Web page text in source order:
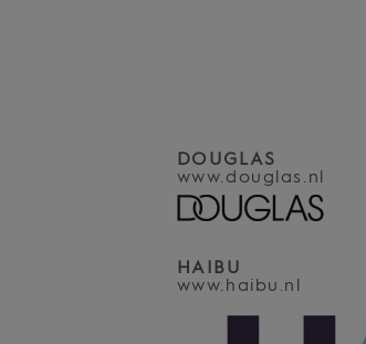
DOUGLAS
www.douglas.nl
HAIBU
www.haibu.nl